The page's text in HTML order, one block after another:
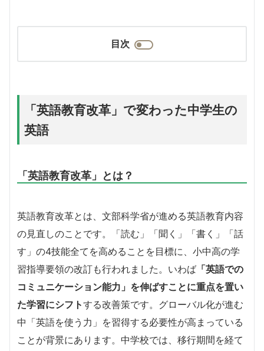
目次
「英語教育改革」で変わった中学生の
英語
「英語教育改革」とは？
英語教育改革とは、文部科学省が進める英語教育内容
の見直しのことです。「読む」「聞く」「書く」「話
す」の4技能全てを高めることを目標に、小中高の学
習指導要領の改訂も行われました。いわば 「英語での
コミュニケーション能力」を伸ばすことに重点を置い
た学習にシフトする改善策です。 グローバル化が進む
中「英語を使う力」を習得する必要性が高まっている
ことが背景にあります。中学校では、移行期間を経て